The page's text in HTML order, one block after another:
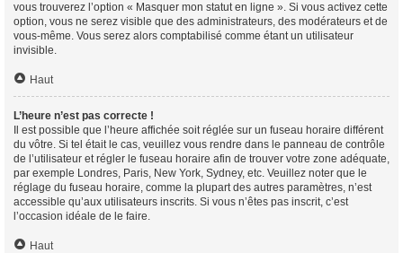
vous trouverez l’option « Masquer mon statut en ligne ». Si vous activez cette
option, vous ne serez visible que des administrateurs, des modérateurs et de
vous-même. Vous serez alors comptabilisé comme étant un utilisateur
invisible.
Haut
L’heure n’est pas correcte !
Il est possible que l’heure affichée soit réglée sur un fuseau horaire différent
du vôtre. Si tel était le cas, veuillez vous rendre dans le panneau de contrôle
de l’utilisateur et régler le fuseau horaire afin de trouver votre zone adéquate,
par exemple Londres, Paris, New York, Sydney, etc. Veuillez noter que le
réglage du fuseau horaire, comme la plupart des autres paramètres, n’est
accessible qu’aux utilisateurs inscrits. Si vous n’êtes pas inscrit, c’est
l’occasion idéale de le faire.
Haut